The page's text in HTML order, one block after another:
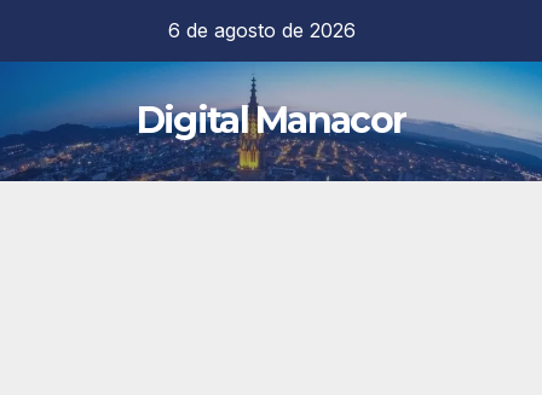
contenido
6 de agosto de 2026
Digital Manacor